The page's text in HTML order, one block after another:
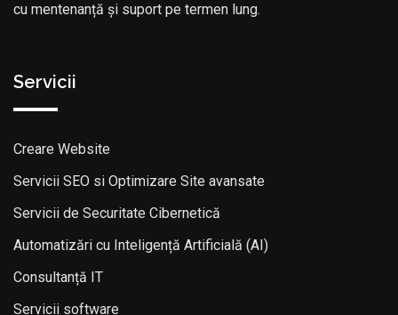
cu mentenanță și suport pe termen lung.
Servicii
Creare Website
Servicii SEO si Optimizare Site avansate
Servicii de Securitate Cibernetică
Automatizări cu Inteligență Artificială (AI)
Consultanță IT
Servicii software